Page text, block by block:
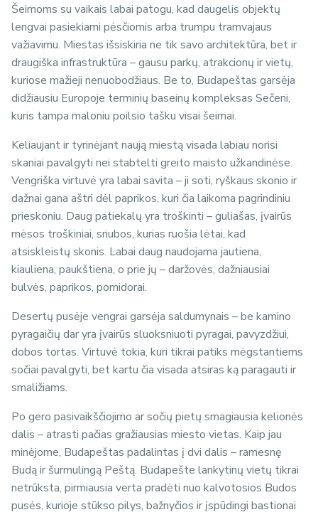
Šeimoms su vaikais labai patogu, kad daugelis objektų
lengvai pasiekiami pėsčiomis arba trumpu tramvajaus
važiavimu. Miestas išsiskiria ne tik savo architektūra, bet ir
draugiška infrastruktūra – gausu parkų, atrakcionų ir vietų,
kuriose mažieji nenuobodžiaus. Be to, Budapeštas garsėja
didžiausiu Europoje terminių baseinų kompleksas Sečeni,
kuris tampa maloniu poilsio tašku visai šeimai.
Keliaujant ir tyrinėjant naują miestą visada labiau norisi
skaniai pavalgyti nei stabtelti greito maisto užkandinėse.
Vengriška virtuvė yra labai savita – ji soti, ryškaus skonio ir
dažnai gana aštri dėl paprikos, kuri čia laikoma pagrindiniu
prieskoniu. Daug patiekalų yra troškinti – guliašas, įvairūs
mėsos troškiniai, sriubos, kurias ruošia lėtai, kad
atsiskleistų skonis. Labai daug naudojama jautiena,
kiauliena, paukštiena, o prie jų – daržovės, dažniausiai
bulvės, paprikos, pomidorai.
Desertų pusėje vengrai garsėja saldumynais – be kamino
pyragaičių dar yra įvairūs sluoksniuoti pyragai, pavyzdžiui,
dobos tortas. Virtuvė tokia, kuri tikrai patiks mėgstantiems
sočiai pavalgyti, bet kartu čia visada atsiras ką paragauti ir
smaližiams.
Po gero pasivaikščiojimo ar sočių pietų smagiausia kelionės
dalis – atrasti pačias gražiausias miesto vietas. Kaip jau
minėjome, Budapeštas padalintas į dvi dalis – ramesnę
Budą ir šurmulingą Peštą. Budapešte lankytinų vietų tikrai
netrūksta, pirmiausia verta pradėti nuo kalvotosios Budos
pusės, kurioje stūkso pilys, bažnyčios ir įspūdingi bastionai